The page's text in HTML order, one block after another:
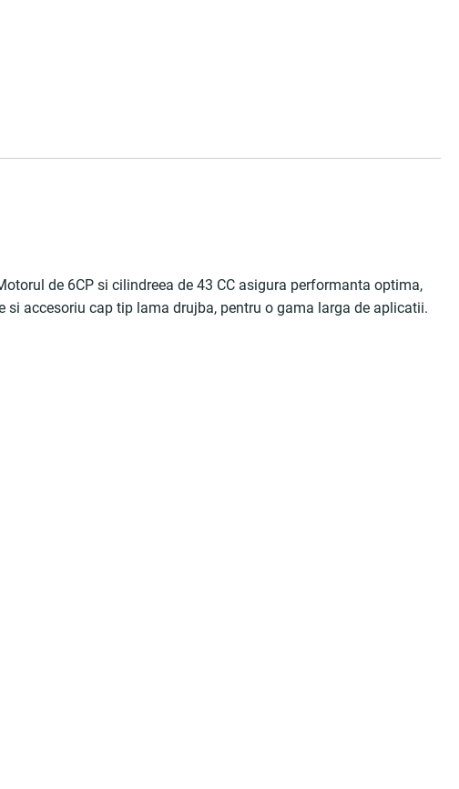
de 6CP si cilindreea de 43 CC asigura performanta optima,
accesoriu cap tip lama drujba, pentru o gama larga de aplicatii.